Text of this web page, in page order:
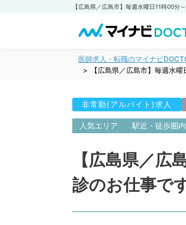
医師求人・転職のマイナビ
【広島県／広島市】毎週水
非常勤(アルバイト)求人
人気エリア 駅近・徒歩圏内
【広島県／
診のお仕事で